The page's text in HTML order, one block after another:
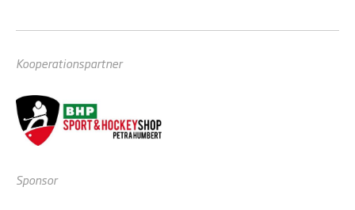
Kooperationspartner
Sponsor